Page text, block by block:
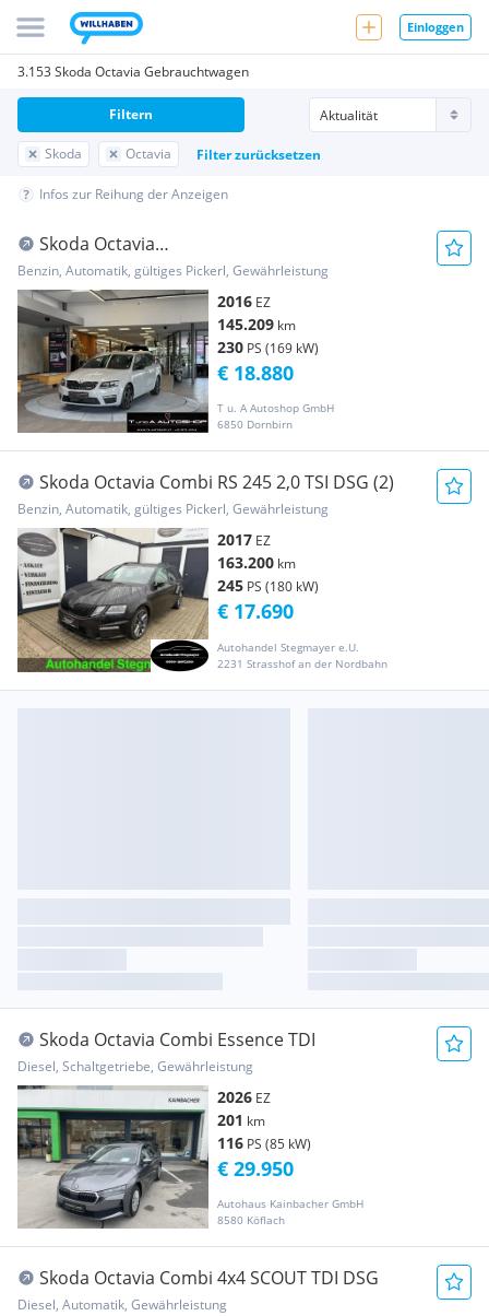
Einloggen
3.153 Skoda Octavia Gebrauchtwagen
Skoda Octavia Filter zurücksetzen
Filtern
Infos zur Reihung der Anzeigen
Skoda Octavia
*Kamera*Memorysitze*19Zoll*LED*
Benzin, Automatik, gültiges Pickerl, Gewährleistung
2016 EZ
145.209 km
230 PS (169 kW)
T u. A Autoshop GmbH
6850 Dornbirn
€ 18.880
Skoda Octavia Combi RS 245 2,0 TSI DSG (2)
Benzin, Automatik, gültiges Pickerl, Gewährleistung
2017 EZ
163.200 km
245 PS (180 kW)
Autohandel Stegmayer e.U.
2231 Strasshof an der Nordbahn
€ 17.690
Skoda Octavia Combi Essence TDI
Diesel, Schaltgetriebe, Gewährleistung
2026 EZ
201 km
116 PS (85 kW)
Autohaus Kainbacher GmbH
8580 Köflach
€ 29.950
Skoda Octavia Combi 4x4 SCOUT TDI DSG
Diesel, Automatik, Gewährleistung